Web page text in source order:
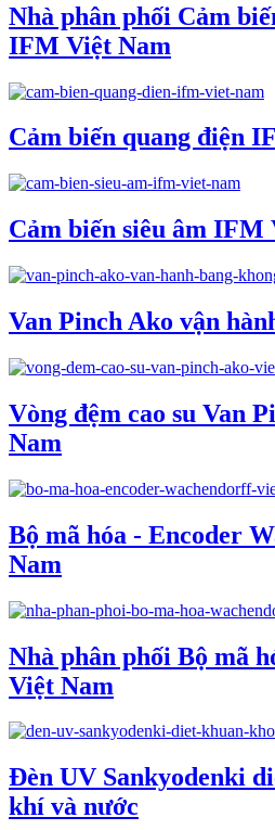
Nhà phân phối Cảm
IFM Việt Nam
Cảm biến quang điện
Cảm biến siêu âm IFM
Van Pinch Ako vận
Vòng đệm cao su Van
Nam
Bộ mã hóa - Encoder
Nam
Nhà phân phối Bộ mã
Việt Nam
Đèn UV Sankyodenki
khí và nước